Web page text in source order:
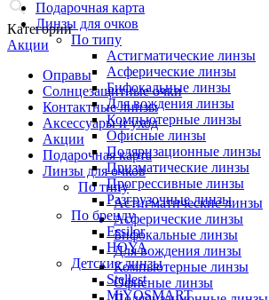
Категории
Акции
Оправы
Солнцезащитные очки
Контактные линзы
Аксессуары и уход
Акции
Подарочная карта
Линзы для очков
По типу
Астигматические линзы
Асферические линзы
Бифокальные линзы
Для вождения линзы
Компьютерные линзы
Офисные линзы
Подарочная карта
Линзы для очков
По типу
Астигматические линзы
Асферические линзы
Бифокальные линзы
Для вождения линзы
Компьютерные линзы
Офисные линзы
Поляризационные линзы
Призматические линзы
Прогрессивные линзы
Разгрузочные линзы
По бренду
Essilor
HOYA
Детские линзы
Stellest
MiYOSMART